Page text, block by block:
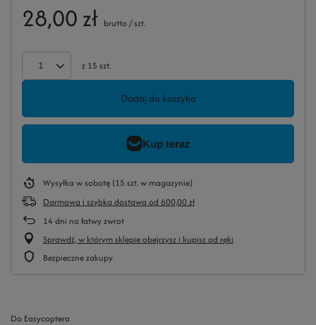
28,00 zł brutto /szt.
z 15 szt.
Dodaj do koszyka
Wysyłka w sobotę (15 szt. w magazynie)
Darmowa i szybka dostawa od 600,00 zł
14dni na łatwy zwrot
Sprawdź, w którym sklepie obejrzysz i kupisz od ręki
Bezpieczne zakupy
Do Easycoptera